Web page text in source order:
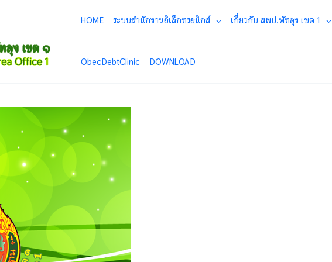
HOME ระบบสำนักงานอิเล็กทรอนิกส์ เกี่ยวกับ สพป.พัทลุง เขต 1
ObecDebtClinic DOWNLOAD